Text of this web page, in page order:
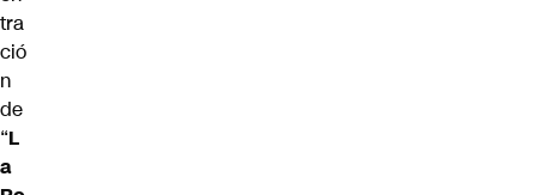
tra
ció
n
de
“L
a